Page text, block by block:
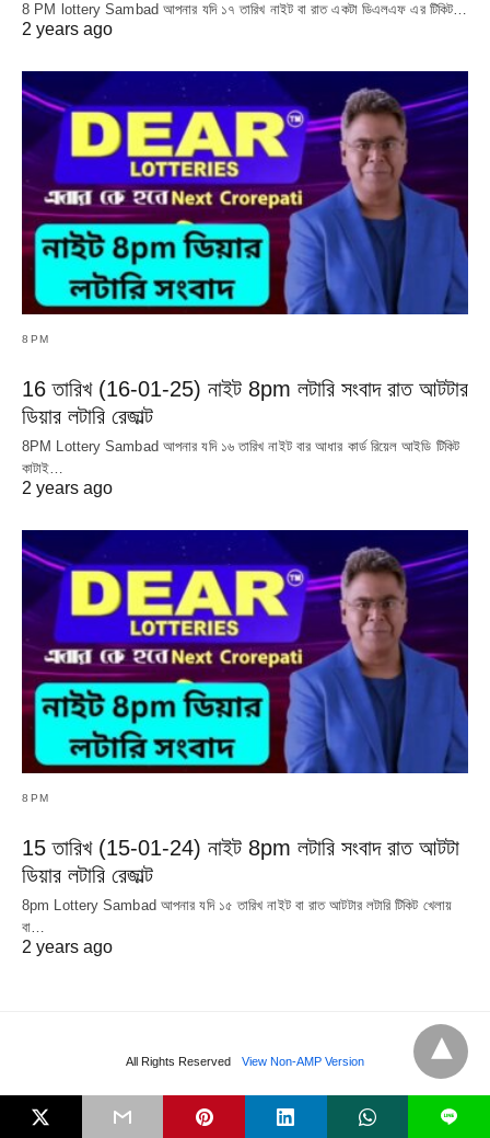
8 PM lottery Sambad আপনার যদি ১৭ তারিখ নাইট বা রাত একটা ডিএলএফ এর টিকিট…
2 years ago
8PM
16 তারিখ (16-01-25) নাইট 8pm লটারি সংবাদ রাত আটটার
ডিয়ার লটারি রেজাল্ট
8PM Lottery Sambad আপনার যদি ১৬ তারিখ নাইট বার আধার কার্ড রিয়েল আইডি টিকিট
কাটাই…
2 years ago
8PM
15 তারিখ (15-01-24) নাইট 8pm লটারি সংবাদ রাত আটটা
ডিয়ার লটারি রেজাল্ট
8pm Lottery Sambad আপনার যদি ১৫ তারিখ নাইট বা রাত আটটার লটারি টিকিট খেলায়
বা…
2 years ago
All Rights Reserved View Non-AMP Version
L